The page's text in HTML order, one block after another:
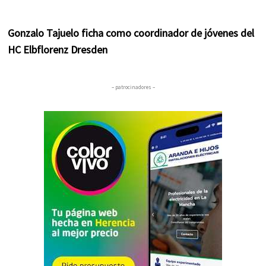
Gonzalo Tajuelo ficha como coordinador de jóvenes del
HC Elbflorenz Dresden
– patrocinadores –